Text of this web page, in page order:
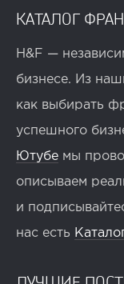
КАТАЛОГ
H&F —
бизнесе. Из
как выбирать
успешного
Ютубе мы
описываем
и
нас есть